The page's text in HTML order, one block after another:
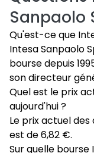
Sanpaolo
Qu'est-ce que
Intesa Sanpaolo
bourse depuis
son directeur
Quel est le prix
aujourd'hui ?
Le prix actuel
est de 6,82 €.
Sur quelle